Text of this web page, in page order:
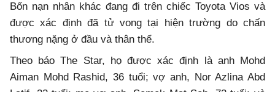
Bốn nạn nhân khác đang đi trên chiếc Toyota Vios và
được xác định đã tử vong tại hiện trường do chấn
thương nặng ở đầu và thân thể.
Theo báo The Star, họ được xác định là anh Mohd
Aiman Mohd Rashid, 36 tuổi; vợ anh, Nor Azlina Abd